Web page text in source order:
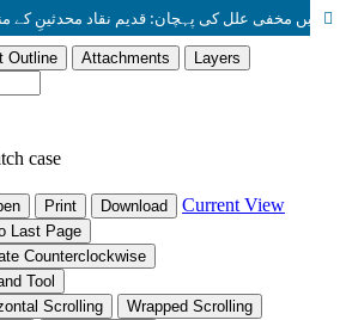
احادیث میں مخفی علل کی پہچان: قدیم نقاد محدثینِ کے منہج کا تجزیاتی مطالعہ